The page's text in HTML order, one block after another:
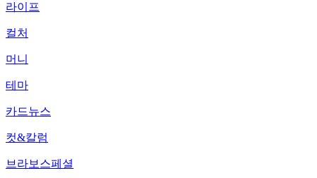
라이프
컬처
머니
테마
카드뉴스
컷&칼럼
브라보스페셜